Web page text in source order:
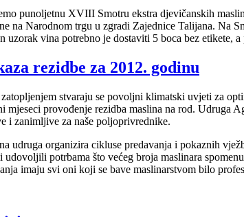
punoljetnu XVIII Smotru ekstra djevičanskih
na Narodnom trgu u zgradi Zajednice Talijana. Na
uzorak vina potrebno je dostaviti 5 boca bez etikete,
rezidbe za 2012. godinu
stvaraju se povoljni klimatski uvjeti za
mjeseci provođenje rezidba maslina na rod. Udruga
i zanimljive za naše poljoprivrednike.
udruga organizira cikluse predavanja i pokaznih
udovoljili potrbama što većeg broja maslinara
imaju svi oni koji se bave maslinarstvom bilo